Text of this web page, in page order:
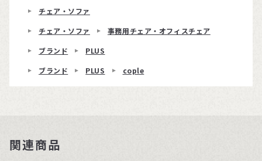
チェア・ソファ
チェア・ソファ
事務用チェア・オフィスチェア
ブランド
PLUS
ブランド
PLUS cople
関連商品